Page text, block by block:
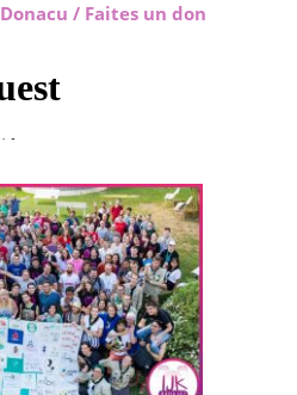
Donacu / Faites un don